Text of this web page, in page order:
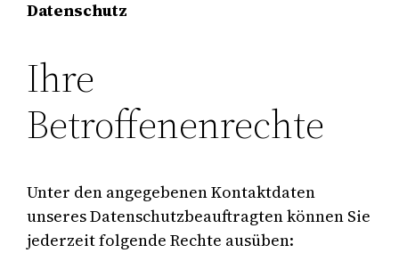
Datenschutz
Ihre
Betroffenenrechte
Unter den angegebenen Kontaktdaten
unseres Datenschutzbeauftragten können Sie
jederzeit folgende Rechte ausüben: